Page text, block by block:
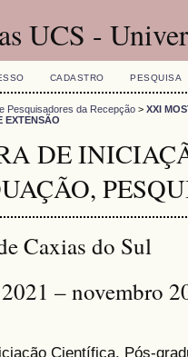
UCS -
CADASTRO PESQUISA
Pesquisadores da Recepção > XXI
EXTENSÃO
DE
Caxias do Sul
– novembro
Científica, Pós-